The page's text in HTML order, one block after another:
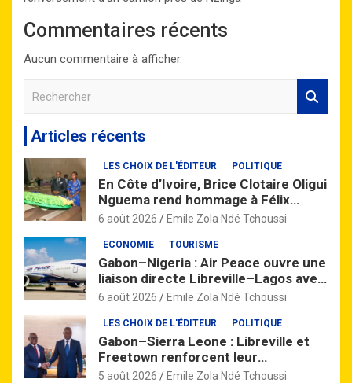
Commentaires récents
Aucun commentaire à afficher.
r
c
h
e
r
Articles récents
LES CHOIX DE L'ÉDITEUR POLITIQUE
En Côte d’Ivoire, Brice Clotaire Oligui
Nguema rend hommage à Félix
Houphouët-Boigny
6 août 2026 Emile Zola Ndé Tchoussi
ECONOMIE TOURISME
Gabon–Nigeria : Air Peace ouvre une
liaison directe Libreville–Lagos avec
quatre vols par semaine
6 août 2026 Emile Zola Ndé Tchoussi
LES CHOIX DE L'ÉDITEUR POLITIQUE
Gabon–Sierra Leone : Libreville et
Freetown renforcent leur
partenariat à travers un vaste
5 août 2026 Emile Zola Ndé Tchoussi